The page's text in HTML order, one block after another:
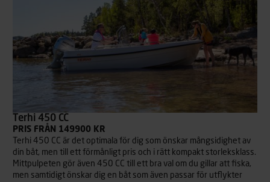
Terhi 450 CC
PRIS FRÅN 149900 KR
Terhi 450 CC är det optimala för dig som önskar mångsidighet av
din båt, men till ett förmånligt pris och i rätt kompakt storleksklass.
Mittpulpeten gör även 450 CC till ett bra val om du gillar att fiska,
men samtidigt önskar dig en båt som även passar för utflykter